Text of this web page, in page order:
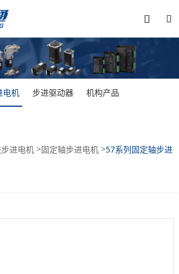


电机 步进驱动器 机构产品
进电机>固定轴步进电机>57系列固定轴步进